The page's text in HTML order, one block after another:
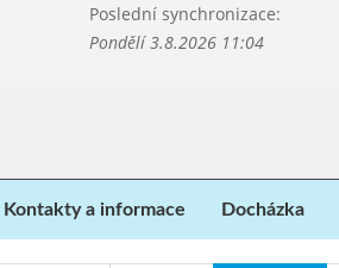
Poslední synchronizace:
Pondělí 3.8.2026 11:04
Kontakty a informace Docházka